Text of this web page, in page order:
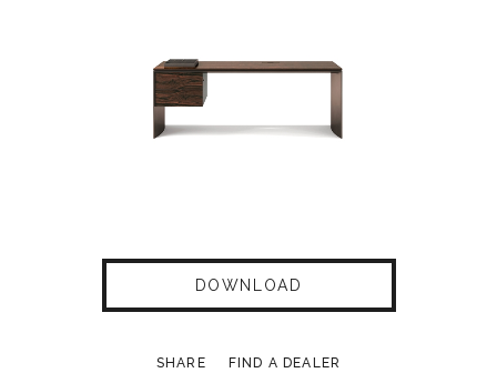
DOWNLOAD
SHARE FIND A DEALER